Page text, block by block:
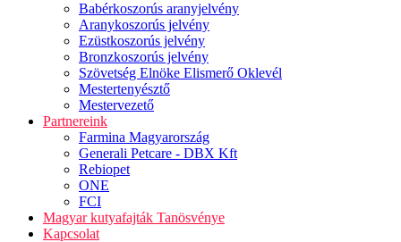
Babérkoszorús aranyjelvény
Aranykoszorús jelvény
Ezüstkoszorús jelvény
Bronzkoszorús jelvény
Szövetség Elnöke Elismerő Oklevél
Mestertenyésztő
Mestervezető
Partnereink
Farmina Magyarország
Generali Petcare - DBX Kft
Rebiopet
ONE
FCI
Magyar kutyafajták Tanösvénye
Kapcsolat